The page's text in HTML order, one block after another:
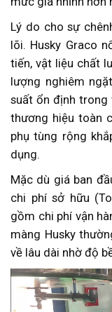
Lý do cho sự
lõi. Husky Graco
tiến, vật liệu chất
lượng nghiêm
suất ổn định trong
thương hiệu toàn
phụ tùng rộng
dụng.
Mặc dù giá ban
chi phí sở hữu
gồm chi phí vận
màng Husky
về lâu dài nhờ độ